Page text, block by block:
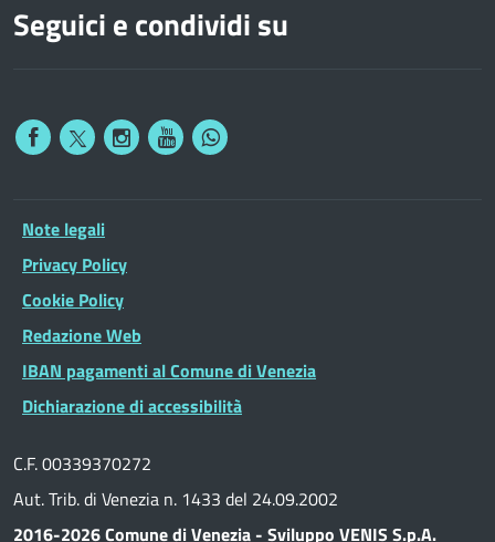
Seguici e condividi su
Note legali
Privacy Policy
Cookie Policy
Redazione Web
IBAN pagamenti al Comune di Venezia
Dichiarazione di accessibilità
C.F. 00339370272
Aut. Trib. di Venezia n. 1433 del 24.09.2002
2016-2026 Comune di Venezia - Sviluppo VENIS S.p.A.